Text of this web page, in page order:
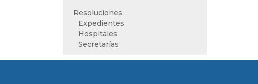
Resoluciones
Expedientes
Hospitales
Secretarías